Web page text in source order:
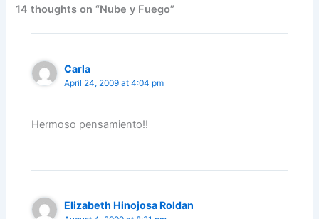
o
o
k
n p
p
14 thoughts on “Nube y Fuego”
Carla
April 24, 2009 at 4:04 pm
Hermoso pensamiento!!
Elizabeth Hinojosa Roldan